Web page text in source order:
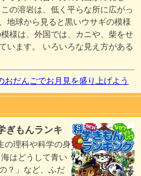
の溶岩は、低く平らな所に広がっ
地球から見ると黒いウサギの模様
様は、外国では、カニや、柴をせ
います。 いろいろな見え方がある
おだんごでお月見を盛り上げよう
もんランキ
の理科や科学の身
はどうして青い
？」など、ふだ